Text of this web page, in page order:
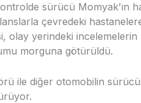
sürücü Momyak’ın
çevredeki
olay yerindeki
morguna götürüldü.
ile diğer otomobilin